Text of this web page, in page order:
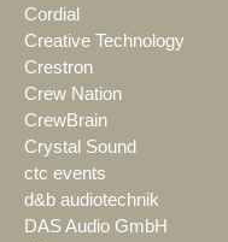
Cordial
Creative Technology
Crestron
Crew Nation
CrewBrain
Crystal Sound
ctc events
d&b audiotechnik
DAS Audio GmbH